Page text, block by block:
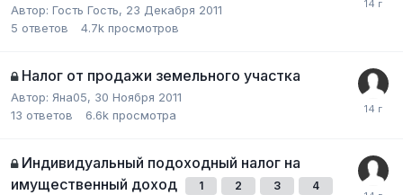
Автор: Гость Гость, 23 Декабря 2011
5 ответов 4.7k просмотров
Налог от продажи земельного участка
Автор: Яна05, 30 Ноября 2011
13 ответов 6.6k просмотра
Индивидуальный подоходный налог на
имущественный доход
1 2 3 4